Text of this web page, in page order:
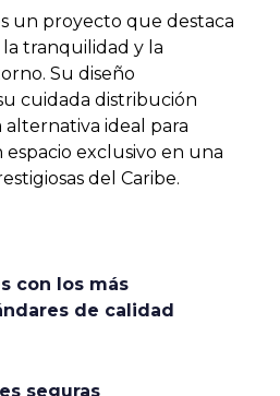
un proyecto que destaca
tranquilidad y la
Su diseño
cuidada distribución
alternativa ideal para
exclusivo en una
del Caribe.
con los más
de calidad
seguras